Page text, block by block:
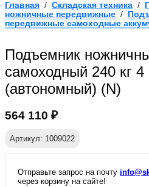
Главная / Складская техника /
ножничные передвижные /
передвижные самоходные
Подъемник
самоходный 240 кг
(автономный) (N)
564 110 ₽
Артикул: 1009022
Отправьте запрос на почту
через корзину на сайте!